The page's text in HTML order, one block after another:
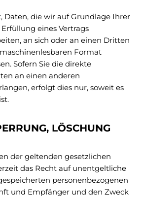
Daten, die wir auf Grundlage Ihrer
eines Vertrags
an sich oder an einen Dritten
Format
Sofern Sie die direkte
an einen anderen
erfolgt dies nur, soweit es
LÖSCHUNG
der geltenden gesetzlichen
das Recht auf unentgeltliche
personenbezogenen
und Empfänger und den Zweck